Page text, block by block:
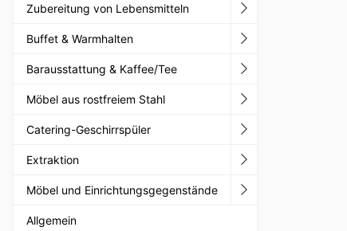
Zubereitung von Lebensmitteln
Buffet & Warmhalten
Barausstattung & Kaffee/Tee
Möbel aus rostfreiem Stahl
Catering-Geschirrspüler
Extraktion
Möbel und Einrichtungsgegenstände
Allgemein